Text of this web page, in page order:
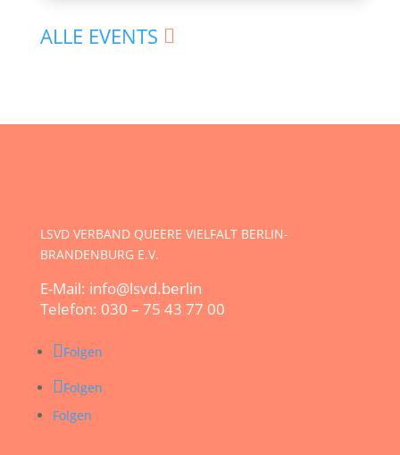
ALLE EVENTS
LSVD VERBAND QUEERE VIELFALT BERLIN-
BRANDENBURG E.V.
E-Mail: info@lsvd.berlin
Telefon: 030 – 75 43 77 00
Folgen
Folgen
Folgen